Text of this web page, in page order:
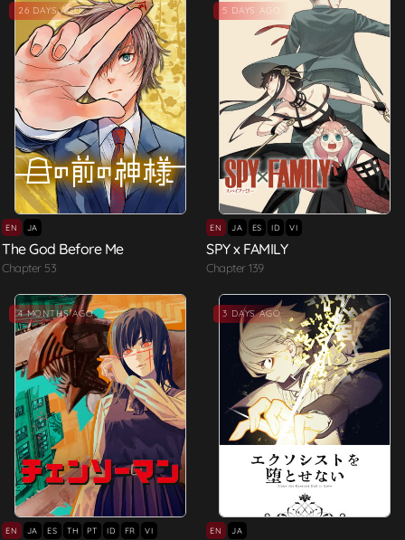
26 DAYS AGO
EN JA
The God Before Me
Chapter 53
5 DAYS AGO
EN JA ES ID VI
SPY x FAMILY
Chapter 139
4 MONTHS AGO Hot
EN JA ES TH PT ID FR VI
3 DAYS AGO
EN JA